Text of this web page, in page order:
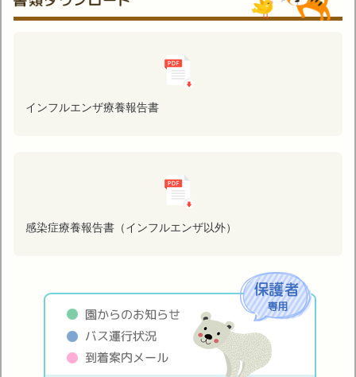
インフルエンザ療養報告書
感染症療養報告書（インフルエンザ以外）